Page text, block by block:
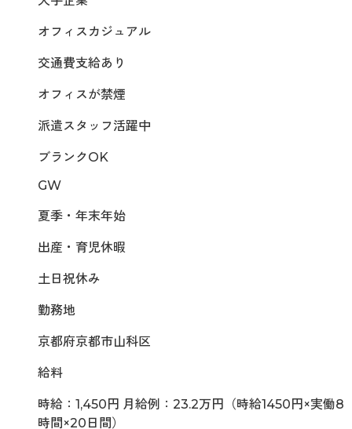
オフィスカジュアル
交通費支給あり
オフィスが禁煙
派遣スタッフ活躍中
ブランクOK
GW
夏季・年末年始
出産・育児休暇
土日祝休み
勤務地
京都府京都市山科区
給料
時給：1,450円 月給例：23.2万円（時給1450円×実働8
時間×20日間）